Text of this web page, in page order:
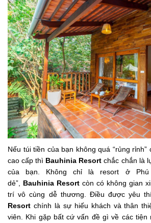
Nếu túi tiền của bạn không quá “rủng
cao cấp thì Bauhinia Resort chắc chắn là
của bạn. Không chỉ là resort ở
dẻ”, Bauhinia Resort còn có không gian
trí vô cùng dễ thương. Điều được yêu
Resort chính là sự hiếu khách và thân
viên. Khi gặp bất cứ vấn đề gì về các tiện